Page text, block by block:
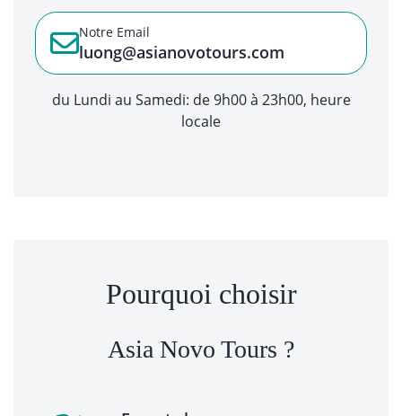
Notre Email
luong@asianovotours.com
du Lundi au Samedi: de 9h00 à 23h00, heure
locale
Pourquoi choisir
Asia Novo Tours ?